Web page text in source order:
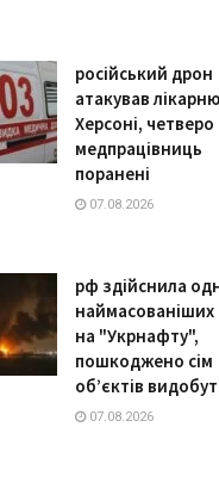
російський дрон
атакував
Херсоні, четверо
медпрацівниць
поранені
07.08.2026
рф здійснила
наймасованіших
на "Укрнафту",
пошкоджено сім
об’єктів
07.08.2026